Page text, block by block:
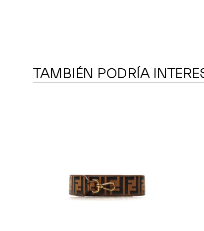
TAMBIÉN PODRÍA